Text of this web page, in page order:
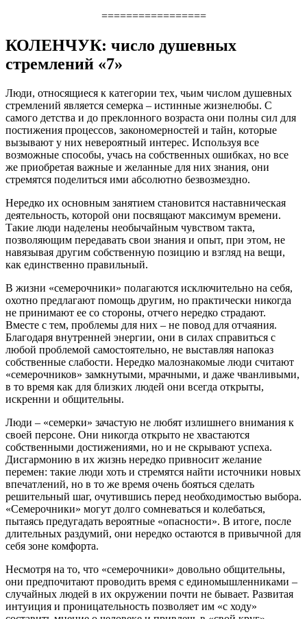
=================
КОЛЕНЧУК: число душевных
стремлений «7»
Люди, относящиеся к категории тех, чьим числом душевных
стремлений является семерка – истинные жизнелюбы. С
самого детства и до преклонного возраста они полны сил для
постижения процессов, закономерностей и тайн, которые
вызывают у них невероятный интерес. Используя все
возможные способы, учась на собственных ошибках, но все
же приобретая важные и желанные для них знания, они
стремятся поделиться ими абсолютно безвозмездно.
Нередко их основным занятием становится наставническая
деятельность, которой они посвящают максимум времени.
Такие люди наделены необычайным чувством такта,
позволяющим передавать свои знания и опыт, при этом, не
навязывая другим собственную позицию и взгляд на вещи,
как единственно правильный.
В жизни «семерочники» полагаются исключительно на себя,
охотно предлагают помощь другим, но практически никогда
не принимают ее со стороны, отчего нередко страдают.
Вместе с тем, проблемы для них – не повод для отчаяния.
Благодаря внутренней энергии, они в силах справиться с
любой проблемой самостоятельно, не выставляя напоказ
собственные слабости. Нередко малознакомые люди считают
«семерочников» замкнутыми, мрачными, и даже чванливыми,
в то время как для близких людей они всегда открыты,
искренни и общительны.
Люди – «семерки» зачастую не любят излишнего внимания к
своей персоне. Они никогда открыто не хвастаются
собственными достижениями, но и не скрывают успеха.
Дисгармонию в их жизнь нередко привносит желание
перемен: такие люди хоть и стремятся найти источники новых
впечатлений, но в то же время очень бояться сделать
решительный шаг, очутившись перед необходимостью выбора.
«Семерочники» могут долго сомневаться и колебаться,
пытаясь предугадать вероятные «опасности». В итоге, после
длительных раздумий, они нередко остаются в привычной для
себя зоне комфорта.
Несмотря на то, что «семерочники» довольно общительны,
они предпочитают проводить время с единомышленниками –
случайных людей в их окружении почти не бывает. Развитая
интуиция и проницательность позволяет им «с ходу»